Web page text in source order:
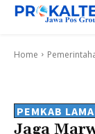
Home
PEMKAB
Jaga